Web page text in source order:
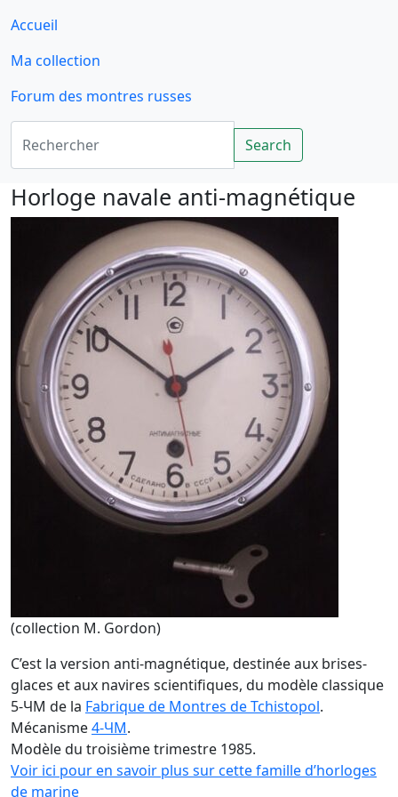
Accueil
Ma collection
Forum des montres russes
Rechercher
Search
Horloge navale anti-magnétique
(collection M. Gordon)
C’est la version anti-magnétique, destinée aux brises-
glaces et aux navires scientifiques, du modèle classique
5-ЧM de la Fabrique de Montres de Tchistopol.
Mécanisme4-ЧM.
Modèle du troisième trimestre 1985.
Voir ici pour en savoir plus sur cette famille d’horloges
de marine